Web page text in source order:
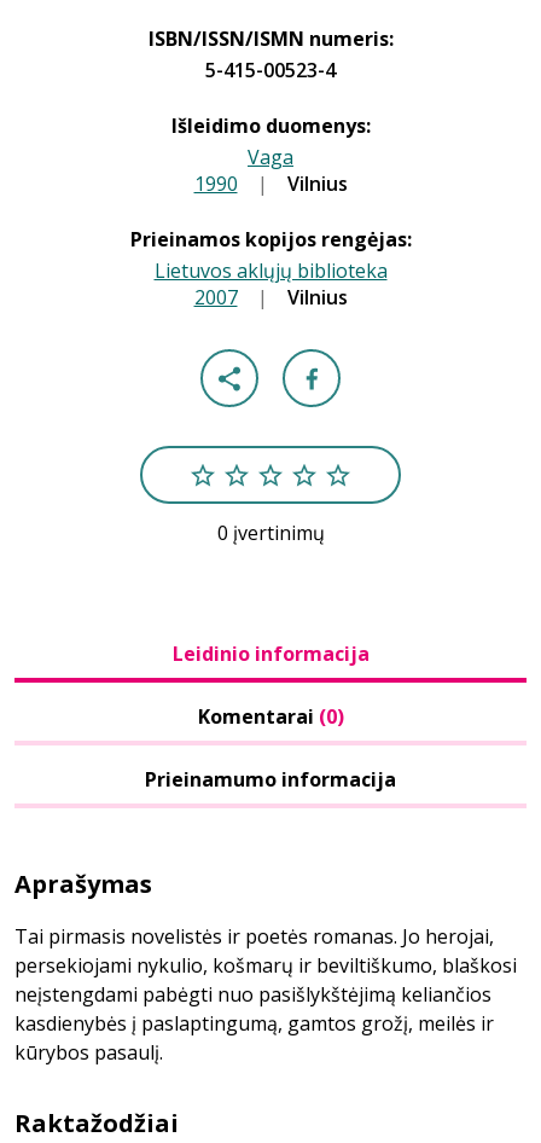
ISBN/ISSN/ISMN numeris:
5-415-00523-4
Išleidimo duomenys:
Vaga
1990 | Vilnius
Prieinamos kopijos rengėjas:
Lietuvos aklųjų biblioteka
2007 | Vilnius
0 įvertinimų
Leidinio informacija
Komentarai (0)
Prieinamumo informacija
Aprašymas
Tai pirmasis novelistės ir poetės romanas. Jo herojai,
persekiojami nykulio, košmarų ir beviltiškumo, blaškosi
neįstengdami pabėgti nuo pasišlykštėjimą keliančios
kasdienybės į paslaptingumą, gamtos grožį, meilės ir
kūrybos pasaulį.
Raktažodžiai